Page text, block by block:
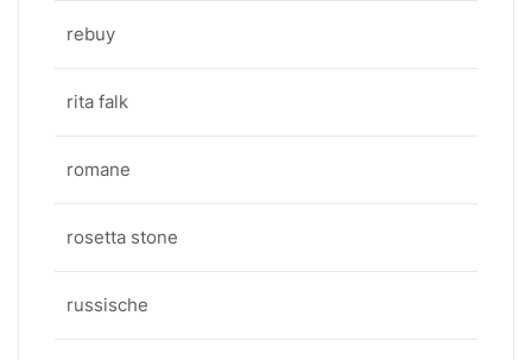
rebuy
rita falk
romane
rosetta stone
russische